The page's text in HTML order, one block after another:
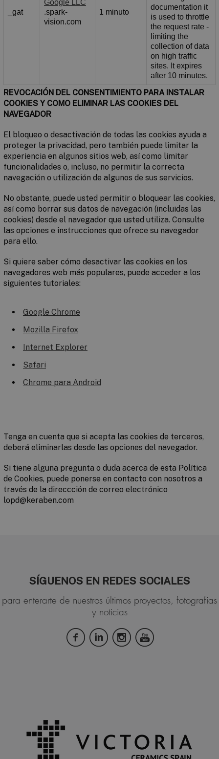
_gat
Google LLC
.spark-
vision.com
1 minuto
documentation it
is used to throttle
the request rate -
limiting the
collection of data
on high traffic
sites. It expires
after 10 minutes.
REVOCACIÓN DEL CONSENTIMIENTO PARA INSTALAR
COOKIES Y COMO ELIMINAR LAS COOKIES DEL
NAVEGADOR
El bloqueo o desactivación de todas las cookies ayuda a
proteger la privacidad, pero también puede limitar la
experiencia en algunos sitios web, así como limitar
funcionalidades o, incluso, no permitir la correcta
navegación o utilización de algunos de sus servicios.
No obstante, puede usted permitir o bloquear las cookies,
así como borrar sus datos de navegación (incluidas las
cookies) desde el navegador que usted utiliza. Consulte
las opciones e instrucciones que ofrece su navegador
para ello.
Si quiere saber cómo desactivar las cookies en los
navegadores web más populares, puede acceder a los
siguientes tutoriales:
Google Chrome
Mozilla Firefox
Internet Explorer
Safari
Chrome para Android
Tenga en cuenta que si acepta las cookies de terceros,
deberá eliminarlas desde las opciones del navegador.
Si tiene alguna pregunta o duda acerca de esta Política
de Cookies, puede ponerse en contacto con nosotros a
través de la direccción de correo electrónico
lopd@keraben.com
SÍGUENOS EN REDES SOCIALES
para enterarte de nuestros últimos proyectos, fotografías
y noticias